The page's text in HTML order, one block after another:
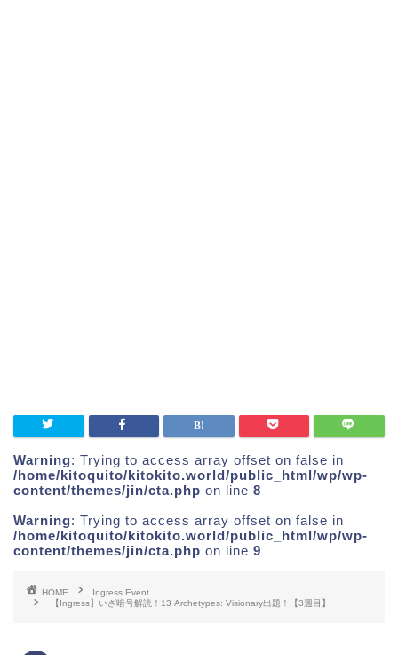
Warning: Trying to access array offset on false in
/home/kitoquito/kitokito.world/public_html/wp/wp-
content/themes/jin/cta.php on line 8
Warning: Trying to access array offset on false in
/home/kitoquito/kitokito.world/public_html/wp/wp-
content/themes/jin/cta.php on line 9
HOME
Ingress Event
【Ingress】いざ暗号解読！13 Archetypes: Visionary出題！【3週目】